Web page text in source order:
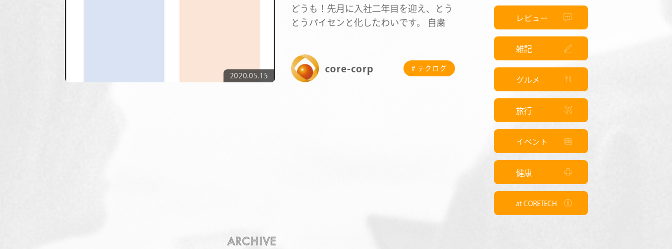
COMPANY
2020.05.15
どうも！先月に入社二年目を迎え、とう
とうパイセンと化したわいです。 自粛期
core-corp # テクログ
レビュー
雑記
グルメ
旅行
イベント
健康
at CORETECH
ARCHIVE